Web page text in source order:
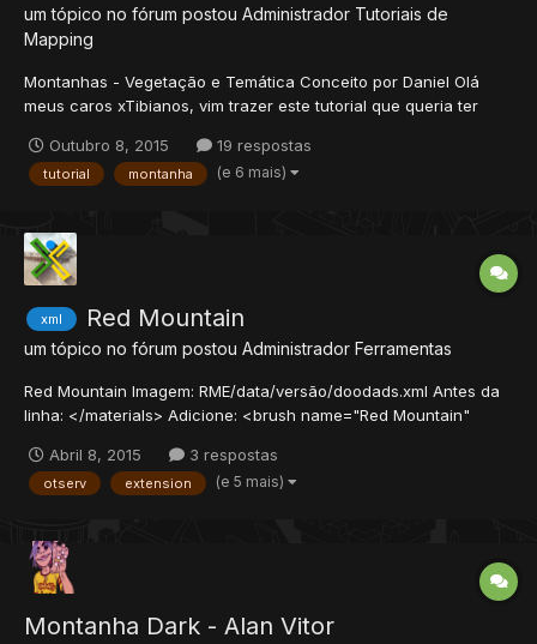
um tópico no fórum postou Administrador Tutoriais de
Mapping
Montanhas - Vegetação e Temática Conceito por Daniel Olá
meus caros xTibianos, vim trazer este tutorial que queria ter
tempo para me dedicar a seção e trazer uns conteúdos
bacanas para vocês. Este tutorial, no que se propõe o tema,...
Outubro 8, 2015 19 respostas
tutorial montanha (e 6 mais)
xml Red Mountain
um tópico no fórum postou Administrador Ferramentas
Red Mountain Imagem: RME/data/versão/doodads.xml Antes da
linha: </materials> Adicione: <brush name="Red Mountain"
id="8133" chance="1"/> <border align="outer...
Abril 8, 2015 3 respostas
otserv extension (e 5 mais)
Montanha Dark - Alan Vitor